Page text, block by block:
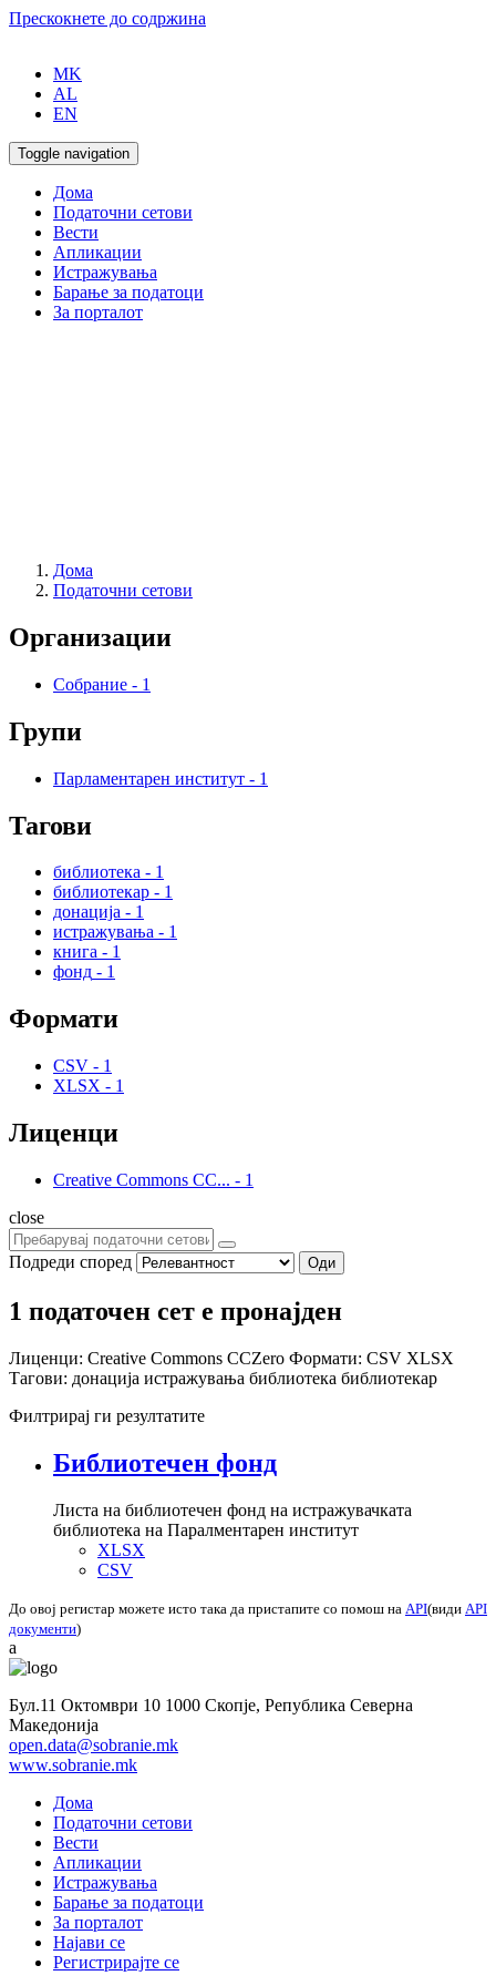
Прескокнете до содржина
MK
AL
EN
Toggle navigation
Дома
Податочни сетови
Вести
Апликации
Истражувања
Барање за податоци
За порталот
Дома
Податочни сетови
Организации
Собрание - 1
Групи
Парламентарен институт - 1
Тагови
библиотека - 1
библиотекар - 1
донација - 1
истражувања - 1
книга - 1
фонд - 1
Формати
CSV - 1
XLSX - 1
Лиценци
Creative Commons CC... - 1
close
Подреди според Оди
1 податочен сет е пронајден
Лиценци: Creative Commons CCZero Формати: CSV XLSX
Тагови: донација истражувања библиотека библиотекар
Филтрирај ги резултатите
Библиотечен фонд
Листа на библиотечен фонд на истражувачката
библиотека на Паралментарен институт
XLSX
CSV
До овој регистар можете исто така да пристапите со помош на API(види API
документи)
a
Бул.11 Октомври 10 1000 Скопје, Република Северна
Македонија
open.data@sobranie.mk
www.sobranie.mk
Дома
Податочни сетови
Вести
Апликации
Истражувања
Барање за податоци
За порталот
Најави се
Регистрирајте се